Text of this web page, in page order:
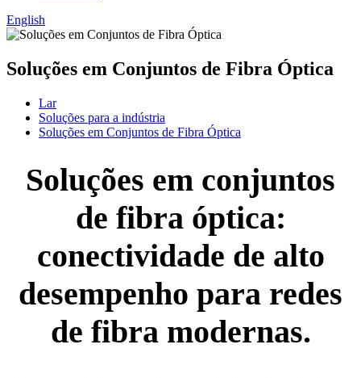
English
Soluções em Conjuntos de Fibra Óptica
Lar
Soluções para a indústria
Soluções em Conjuntos de Fibra Óptica
Soluções em conjuntos
de fibra óptica:
conectividade de alto
desempenho para redes
de fibra modernas.